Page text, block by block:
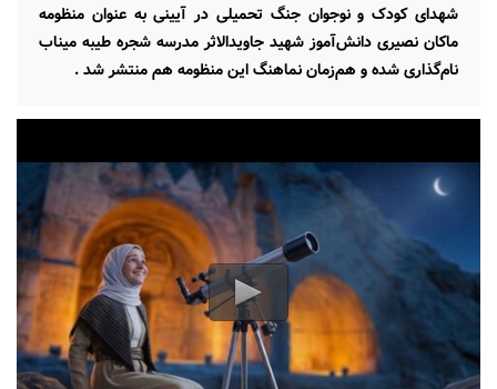
شهدای کودک و نوجوان جنگ تحمیلی در آیینی به عنوان منظومه
ماکان نصیری دانش‌آموز شهید جاویدالاثر مدرسه شجره طیبه میناب
نام‌گذاری شده و هم‌زمان نماهنگ این منظومه هم منتشر شد .